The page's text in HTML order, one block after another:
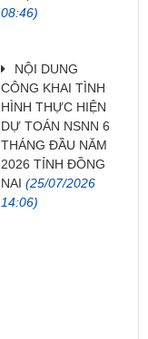
08:46)
NỘI DUNG
CÔNG KHAI TÌNH
HÌNH THỰC HIỆN
DỰ TOÁN NSNN 6
THÁNG ĐẦU NĂM
2026 TỈNH ĐỒNG
NAI (25/07/2026
14:06)